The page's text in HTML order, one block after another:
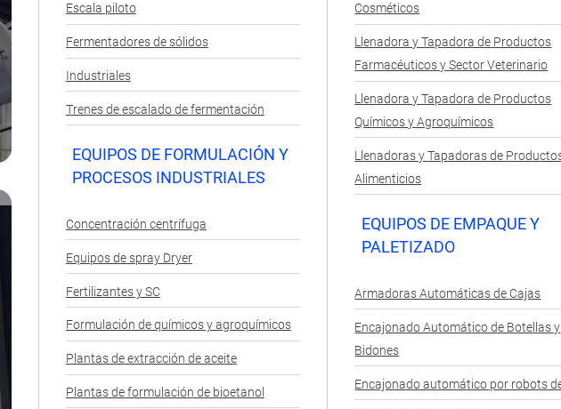
Escala piloto
Fermentadores de sólidos
Industriales
Trenes de escalado de fermentación
EQUIPOS DE FORMULACIÓN Y
PROCESOS INDUSTRIALES
Concentración centrífuga
Equipos de spray Dryer
Fertilizantes y SC
Formulación de químicos y agroquímicos
Plantas de extracción de aceite
Plantas de formulación de bioetanol
Cosméticos
Llenadora y Tapadora de Productos
Farmacéuticos y Sector Veterinario
Llenadora y Tapadora de Productos
Químicos y Agroquímicos
Llenadoras y Tapadoras de
Alimenticios
EQUIPOS DE EMPAQUE Y
PALETIZADO
Armadoras Automáticas de Cajas
Encajonado Automático de Botellas y
Bidones
Encajonado automático por robots